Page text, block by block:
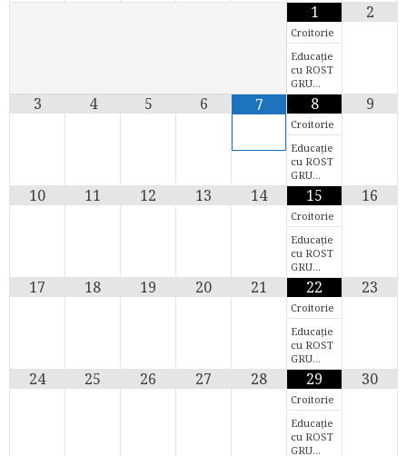
1
Croitorie
Educație
cu ROST
GRU…
2
3 4 5 6 7 8
Croitorie
Educație
cu ROST
GRU…
9
10 11 12 13 14 15
Croitorie
Educație
cu ROST
GRU…
16
17 18 19 20 21 22
Croitorie
Educație
cu ROST
GRU…
23
24 25 26 27 28 29
Croitorie
Educație
cu ROST
GRU…
30